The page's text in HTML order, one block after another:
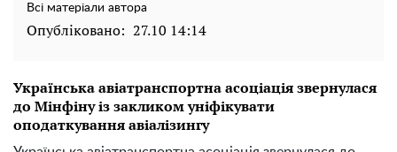
Всі матеріали автора
Опубліковано: 27.10 14:14
Українська авіатранспортна асоціація звернулася
до Мінфіну із закликом уніфікувати
оподаткування авіалізингу